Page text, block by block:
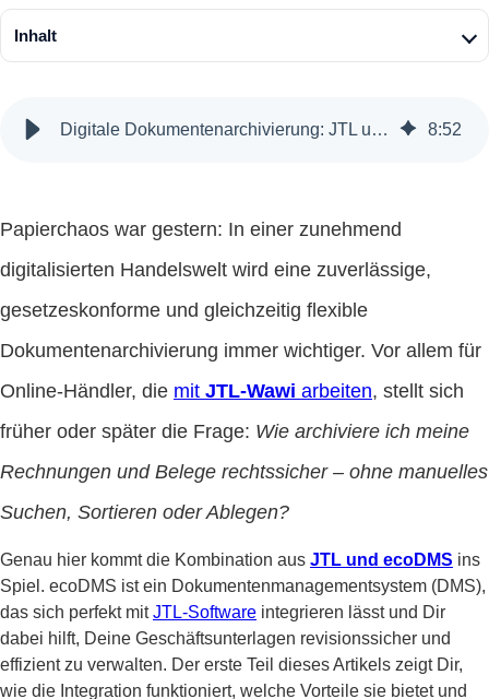
Inhalt
Digitale Dokumentenarchivierung: JTL und ecoDMS im Praxiseinsatz 8:52
Papierchaos war gestern: In einer zunehmend
digitalisierten Handelswelt wird eine zuverlässige,
gesetzeskonforme und gleichzeitig flexible
Dokumentenarchivierung immer wichtiger. Vor allem für
Online-Händler, die mit JTL-Wawi arbeiten, stellt sich
früher oder später die Frage: Wie archiviere ich meine
Rechnungen und Belege rechtssicher – ohne manuelles
Suchen, Sortieren oder Ablegen?
Genau hier kommt die Kombination aus JTL und ecoDMS ins
Spiel. ecoDMS ist ein Dokumentenmanagementsystem (DMS),
das sich perfekt mitJTL-Software integrieren lässt und Dir
dabei hilft, Deine Geschäftsunterlagen revisionssicher und
effizient zu verwalten. Der erste Teil dieses Artikels zeigt Dir,
wie die Integration funktioniert, welche Vorteile sie bietet und